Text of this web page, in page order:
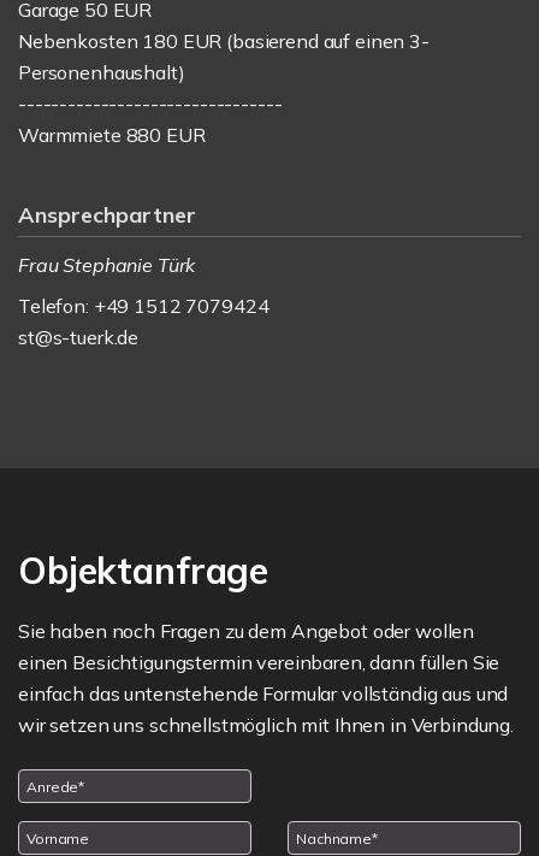
Garage 50 EUR
Nebenkosten 180 EUR (basierend auf einen 3-
Personenhaushalt)
--------------------------------
Warmmiete 880 EUR
Ansprechpartner
Frau Stephanie Türk
Telefon: +49 1512 7079424
st@s-tuerk.de
Objektanfrage
Sie haben noch Fragen zu dem Angebot oder wollen
einen Besichtigungstermin vereinbaren, dann füllen Sie
einfach das untenstehende Formular vollständig aus und
wir setzen uns schnellstmöglich mit Ihnen in Verbindung.